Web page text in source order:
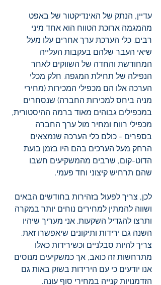
עדיין, הנתק של האינדיקטור של באפט
מהמגמה ארוכת הטווח הוא אחד מיני
רבים. כלי הערכת ערך אחרים עלו מעל
שיאי העבר שלהם בעקבות העלייה
המחודשת והחדה של השווקים לאחר
הנפילה של תחילת המגפה. חלק מכלי
הערכה אלו הם מכפילי המכירות (מחירי
מניה ביחס למכירות החברה) שנסחרים
במכפילים גבוהים מאוד ברמה ההיסטורית,
מכפילי רווח ומחיר מול ערך החברה
בספרים - כולם כלי הערכה שנמצאים
הרחק מעל הערכים בהם היו בזמן בועת
הדוט-קום, שרבים מהמשקיעים חשבו
שהם תרחיש קיצוני וחד פעמי.
לכן, צריך לפעול בזהירות בחודשים הבאים
ושווה להמתין למחירים נוחים יותר במקרה
ותרצו להגדיל השקעות. אני מעריך שיהיו
השנה גם ירידות ותיקונים שיאפשרו זאת.
צריך להיות סבלניים וכשירידות כאלו
מתרחשות זה כואב, אך כמשקיעים מנוסים
אנו יודעים כי עם הירידות בשוק באות גם
הזדמנויות קנייה במחירי סוף עונה.